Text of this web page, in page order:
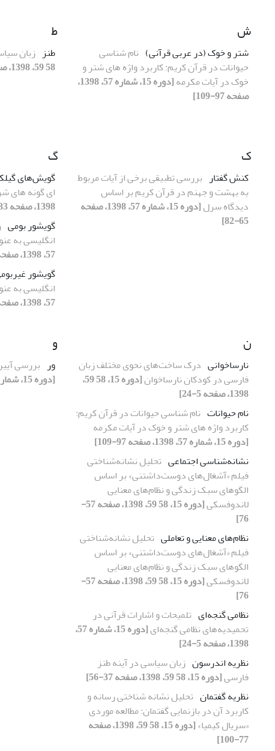
ش
شتر و خوک (در عربی قرآنی) نام شناسی
حیوانات در قرآن کریم: کاربرد واژه های شتر و
خوک در آیات مکرمه
[دوره 15، شماره 57، 1398،
صفحه 97-109]
ط
طنز زبان
58 59، 1398، صفحه 37-56]
ک
کنش گفتار بررسی تطبیقی برخی از آیات مربوط
به بهشت و جهنم در قرآن کریم بر اساس
دیدگاه سرل
[دوره 15، شماره 57، 1398، صفحه
65-82]
گ
گویش‌های
ای گونه های
1398، صفحه 83-96]
گویشور بومی
انگلیسی به
57، 1398، صفحه 49-64]
گویشور
انگلیسی به
57، 1398، صفحه 49-64]
ن
نارساخوانی درک ساخت‌های نحوی مختلف زبان
فارسی در کودکان نارساخوان
[دوره 15، 58 59،
1398، صفحه 5-24]
نام حیوانات نام شناسی حیوانات در قرآن کریم:
کاربرد واژه های شتر و خوک در آیات مکرمه
[دوره 15، شماره 57، 1398، صفحه 97-109]
نشانه‌شناسی اجتماعی تحلیل نشانه‌شناختی
فیلم «آشغال‌های دوست‌داشتنی» بر اساس
الگوهای سبک زندگی و نظام‌های معنایی
لاندوفسکی
[دوره 15، 58 59، 1398، صفحه 57-
76]
نظام‌های معنایی و تعاملی تحلیل نشانه‌شناختی
فیلم «آشغال‌های دوست‌داشتنی» بر اساس
الگوهای سبک زندگی و نظام‌های معنایی
لاندوفسکی
[دوره 15، 58 59، 1398، صفحه 57-
76]
نظامی گنجه‌ای تلمیحات و اشارات قرآنی در
تحمیدیه‌های نظامی گنجه‌ای
[دوره 15، شماره 57،
1398، صفحه 5-24]
نظریه اندرسون زبان سیاسی در آینه طنز
فارسی[دوره 15، 58 59، 1398، صفحه 37-56]
نظریه گفتمان تحلیل نشانه شناختی رسانه و
کاربرد آن در بازنمایی گفتمان: مطالعه موردی
«سریال کیمیا»
[دوره 15، 58 59، 1398، صفحه
77-100]
و
ور بررسی
[دوره 15، شماره 57، 1398، صفحه 25-48]